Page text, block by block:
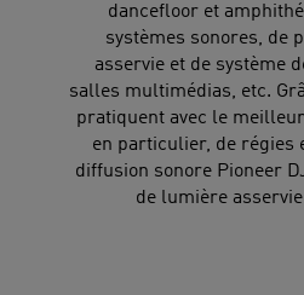
dancefloor et
systèmes sonores, de
asservie et de système
salles multimédias, etc.
pratiquent avec le
en particulier, de régies
diffusion sonore Pioneer
de lumière asservie